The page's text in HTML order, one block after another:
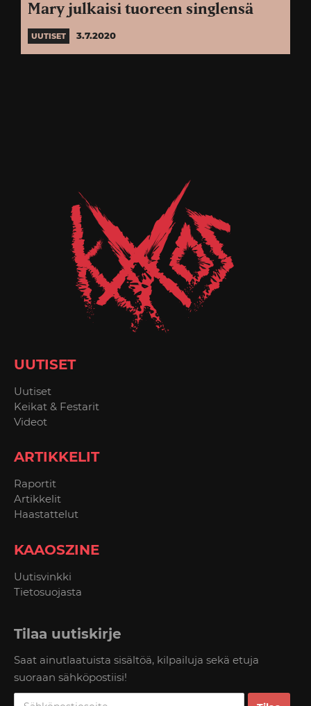
Mary julkaisi tuoreen singlensä
UUTISET 3.7.2020
UUTISET
Uutiset
Keikat & Festarit
Videot
ARTIKKELIT
Raportit
Artikkelit
Haastattelut
KAAOSZINE
Uutisvinkki
Tietosuojasta
Tilaa uutiskirje
Saat ainutlaatuista sisältöä, kilpailuja sekä etuja
suoraan sähköpostiisi!